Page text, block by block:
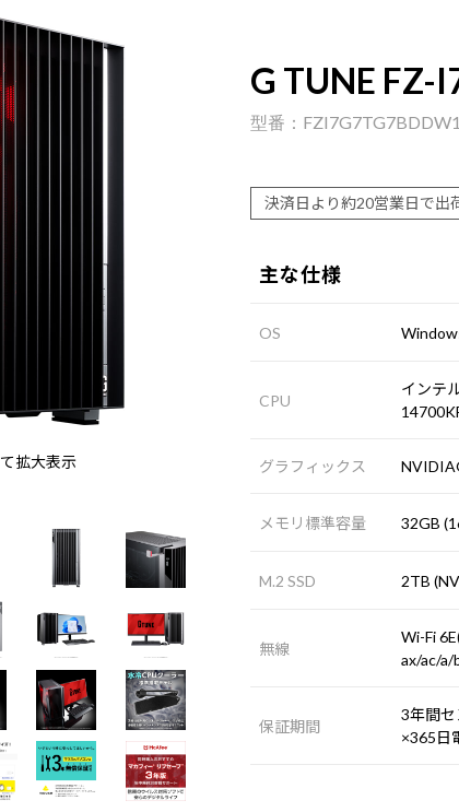
拡大表示
G TUNE FZ-
決済日より約20営業日で出
主な仕様
OS
CPU
インテ
グラフィックス
メモリ標準容量 32GB
M.2 SSD 2TB
無線
Wi-Fi
ax/ac/
保証期間
3年間
×365日